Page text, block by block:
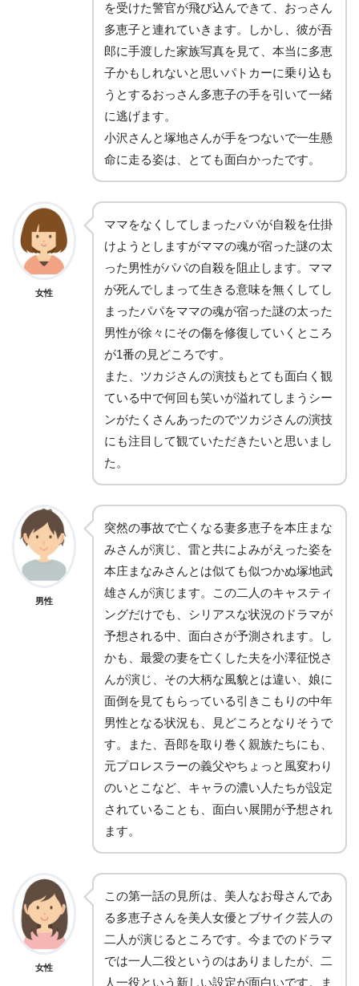
を受けた警官が飛び込んできて、おっさん
多恵子と連れていきます。しかし、彼が吾
郎に手渡した家族写真を見て、本当に多恵
子かもしれないと思いパトカーに乗り込も
うとするおっさん多恵子の手を引いて一緒
に逃げます。
小沢さんと塚地さんが手をつないで一生懸
命に走る姿は、とても面白かったです。
女性
ママをなくしてしまったパパが自殺を仕掛
けようとしますがママの魂が宿った謎の太
った男性がパパの自殺を阻止します。ママ
が死んでしまって生きる意味を無くしてし
まったパパをママの魂が宿った謎の太った
男性が徐々にその傷を修復していくところ
が1番の見どころです。
また、ツカジさんの演技もとても面白く観
ている中で何回も笑いが溢れてしまうシー
ンがたくさんあったのでツカジさんの演技
にも注目して観ていただきたいと思いまし
た。
男性
突然の事故で亡くなる妻多恵子を本庄まな
みさんが演じ、雷と共によみがえった姿を
本庄まなみさんとは似ても似つかぬ塚地武
雄さんが演じます。この二人のキャスティ
ングだけでも、シリアスな状況のドラマが
予想される中、面白さが予測されます。し
かも、最愛の妻を亡くした夫を小澤征悦さ
んが演じ、その大柄な風貌とは違い、娘に
面倒を見てもらっている引きこもりの中年
男性となる状況も、見どころとなりそうで
す。また、吾郎を取り巻く親族たちにも、
元プロレスラーの義父やちょっと風変わり
のいとこなど、キャラの濃い人たちが設定
されていることも、面白い展開が予想され
ます。
女性
この第一話の見所は、美人なお母さんであ
る多恵子さんを美人女優とブサイク芸人の
二人が演じるところです。今までのドラマ
では一人二役というのはありましたが、二
人一役という新しい設定が面白いです。ま